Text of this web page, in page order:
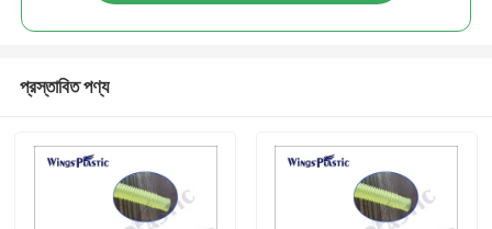
প্রস্তাবিত পণ্য